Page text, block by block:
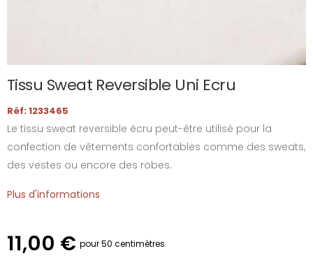
Tissu Sweat Reversible Uni Ecru
Réf: 1233465
Le tissu sweat reversible écru peut-être utilisé pour la
confection de vêtements confortables comme des sweats,
des vestes ou encore des robes.
Plus d'informations
11,00 € pour 50 centimètres